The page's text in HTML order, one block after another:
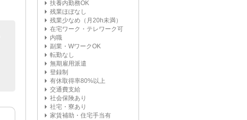
扶養内勤務OK
残業ほぼなし
残業少なめ（月20h未満）
在宅ワーク・テレワーク可
内職
副業・WワークOK
転勤なし
無期雇用派遣
登録制
有休取得率80%以上
交通費支給
社会保険あり
社宅・寮あり
家賃補助・住宅手当有